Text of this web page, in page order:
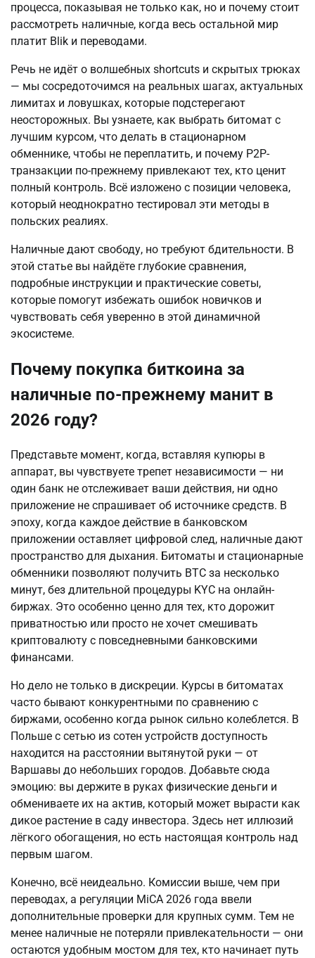
процесса, показывая не только как, но и почему стоит
рассмотреть наличные, когда весь остальной мир
платит Blik и переводами.
Речь не идёт о волшебных shortcuts и скрытых трюках
— мы сосредоточимся на реальных шагах, актуальных
лимитах и ловушках, которые подстерегают
неосторожных. Вы узнаете, как выбрать битомат с
лучшим курсом, что делать в стационарном
обменнике, чтобы не переплатить, и почему P2P-
транзакции по-прежнему привлекают тех, кто ценит
полный контроль. Всё изложено с позиции человека,
который неоднократно тестировал эти методы в
польских реалиях.
Наличные дают свободу, но требуют бдительности. В
этой статье вы найдёте глубокие сравнения,
подробные инструкции и практические советы,
которые помогут избежать ошибок новичков и
чувствовать себя уверенно в этой динамичной
экосистеме.
Почему покупка биткоина за
наличные по-прежнему манит в
2026 году?
Представьте момент, когда, вставляя купюры в
аппарат, вы чувствуете трепет независимости — ни
один банк не отслеживает ваши действия, ни одно
приложение не спрашивает об источнике средств. В
эпоху, когда каждое действие в банковском
приложении оставляет цифровой след, наличные дают
пространство для дыхания. Битоматы и стационарные
обменники позволяют получить BTC за несколько
минут, без длительной процедуры KYC на онлайн-
биржах. Это особенно ценно для тех, кто дорожит
приватностью или просто не хочет смешивать
криптовалюту с повседневными банковскими
финансами.
Но дело не только в дискреции. Курсы в битоматах
часто бывают конкурентными по сравнению с
биржами, особенно когда рынок сильно колеблется. В
Польше с сетью из сотен устройств доступность
находится на расстоянии вытянутой руки — от
Варшавы до небольших городов. Добавьте сюда
эмоцию: вы держите в руках физические деньги и
обмениваете их на актив, который может вырасти как
дикое растение в саду инвестора. Здесь нет иллюзий
лёгкого обогащения, но есть настоящая контроль над
первым шагом.
Конечно, всё неидеально. Комиссии выше, чем при
переводах, а регуляции MiCA 2026 года ввели
дополнительные проверки для крупных сумм. Тем не
менее наличные не потеряли привлекательности — они
остаются удобным мостом для тех, кто начинает путь